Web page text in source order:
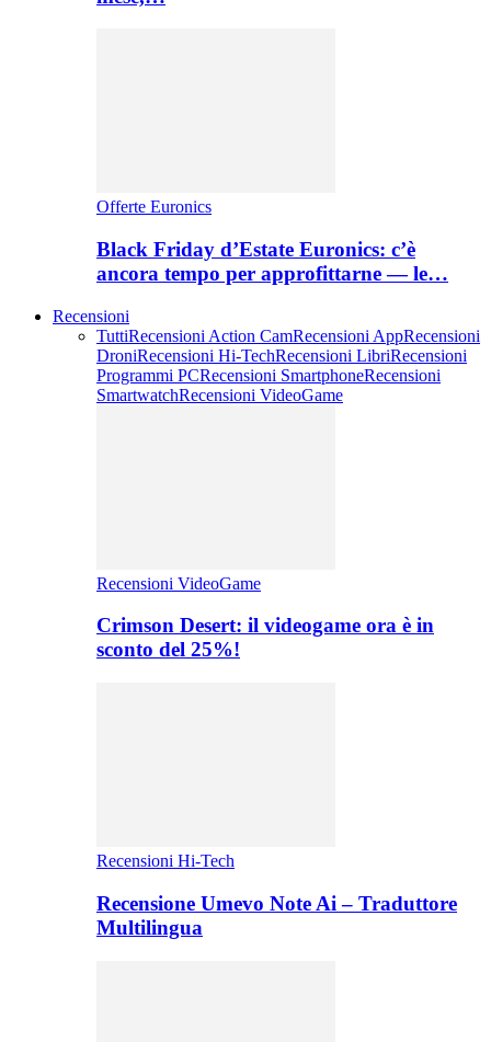
Offerte Euronics
Black Friday d’Estate Euronics: c’è
ancora tempo per approfittarne — le…
Recensioni
TuttiRecensioni Action CamRecensioni AppRecensioni
DroniRecensioni Hi-TechRecensioni LibriRecensioni
Programmi PCRecensioni SmartphoneRecensioni
SmartwatchRecensioni VideoGame
Recensioni VideoGame
Crimson Desert: il videogame ora è in
sconto del 25%!
Recensioni Hi-Tech
Recensione Umevo Note Ai – Traduttore
Multilingua